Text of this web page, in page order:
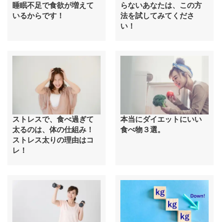
睡眠不足で食欲が増えて
いるからです！
らないあなたは、この方
法を試してみてくださ
い！
ストレスで、食べ過ぎて
太るのは、体の仕組み！
ストレス太りの理由はコ
レ！
本当にダイエットにいい
食べ物３選。